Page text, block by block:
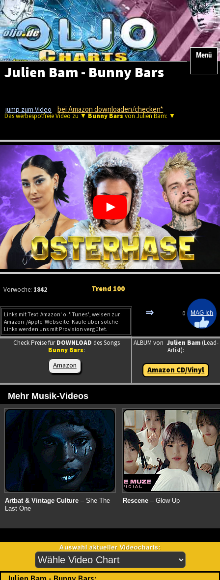
Menü
Julien Bam - Bunny Bars
jump zum Video bei Amazon downloaden/checken*
Das werbespotfreie Video zu ▼ Bunny Bars von Julien Bam: ▼
Vorwoche: 1842 Trend 100
Links mit Text 'Amazon' o. 'iTunes', weisen zur
Amazon-/Apple-Webseite. Käufe über solche
Links werden uns mit Provision vergütet.
⇒ 0
Check Preise fürDOWNLOAD des Songs
Bunny Bars:
Amazon
ALBUM von Julien Bam(Lead-
Artist):
Amazon CD/Vinyl
Mehr Musik-Videos
Artbat & Vintage Culture – She The
Last One
Rescene – Glow Up